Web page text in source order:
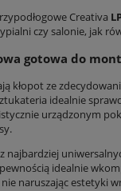
Creativa
czy salonie, jak
gotowa do
kłopot ze
idealnie
urządzonym
najbardziej
idealnie
naruszając estetyki